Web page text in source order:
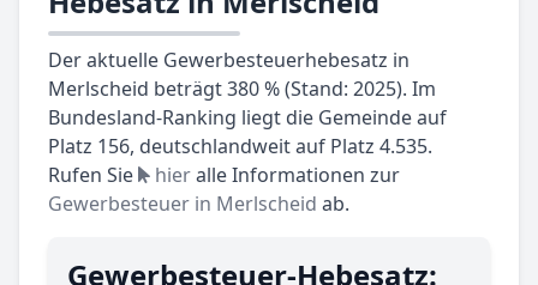
Der aktuelle Gewerbesteuerhebesatz in
Merlscheid beträgt 380 % (Stand: 2025). Im
Bundesland-Ranking liegt die Gemeinde auf
Platz 156, deutschlandweit auf Platz 4.535.
Rufen Sie
hieralle Informationen zur
Gewerbesteuer in Merlscheid ab.
Gewerbesteuer-Hebesatz: